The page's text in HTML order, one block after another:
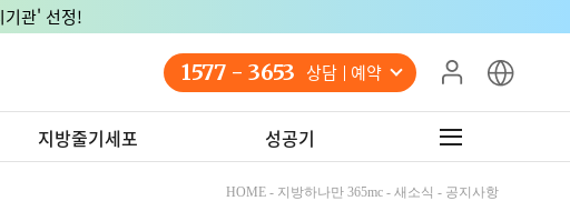
기관' 선정!
1577 - 3653 상담 예약
지방줄기세포 성공기
HOME - 지방하나만 365mc - 새소식 - 공지사항